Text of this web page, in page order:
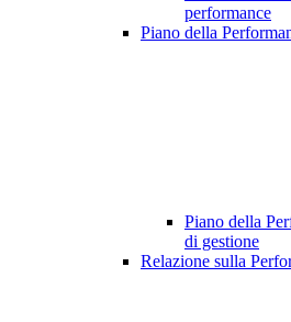
performance
Piano della
Piano della
di gestione
Relazione sulla